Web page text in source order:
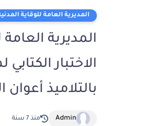
المديرية العامة للوقاية
المديرية
الاختبار
بالتلاميذ أعوان الإغاثة - 370
Admin منذ 7 سنة